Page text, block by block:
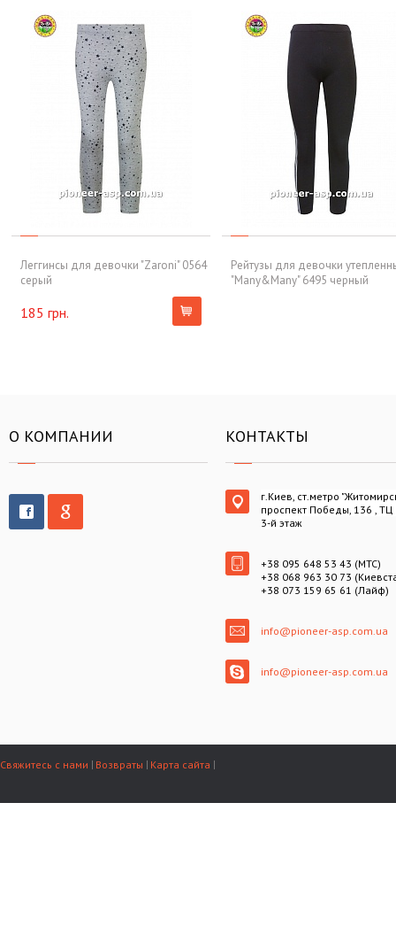
Леггинсы для девочки "Zaroni" 0564
серый
185 грн.
Рейтузы для девочки
"Many&Many" 6495 черный
О КОМПАНИИ КОНТАКТЫ
г.Киев, ст.метро
проспект Победы, 136 , ТЦ
3-й этаж
+38 095 648 53 43 (МТС)
+38 068 963 30 73
+38 073 159 65 61 (Лайф)
info@pioneer-asp.com.ua
info@pioneer-asp.com.ua
Свяжитесь с нами Возвраты Карта сайта